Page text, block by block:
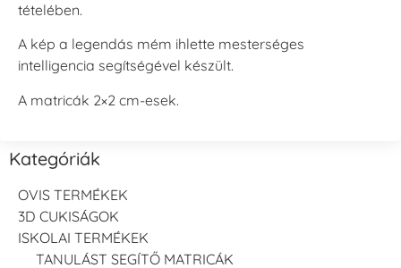
tételében.
A kép a legendás mém ihlette mesterséges
intelligencia segítségével készült.
A matricák 2×2 cm-esek.
Kategóriák
OVIS TERMÉKEK
3D CUKISÁGOK
ISKOLAI TERMÉKEK
TANULÁST SEGÍTŐ MATRICÁK